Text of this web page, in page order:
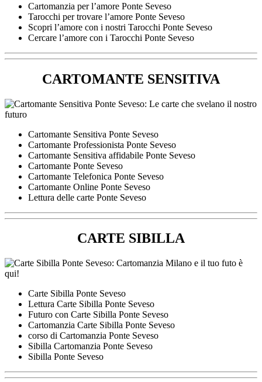
Cartomanzia per l’amore Ponte Seveso
Tarocchi per trovare l’amore Ponte Seveso
Scopri l’amore con i nostri Tarocchi Ponte Seveso
Cercare l’amore con i Tarocchi Ponte Seveso
CARTOMANTE SENSITIVA
Cartomante Sensitiva Ponte Seveso
Cartomante Professionista Ponte Seveso
Cartomante Sensitiva affidabile Ponte Seveso
Cartomante Ponte Seveso
Cartomante Telefonica Ponte Seveso
Cartomante Online Ponte Seveso
Lettura delle carte Ponte Seveso
CARTE SIBILLA
Carte Sibilla Ponte Seveso
Lettura Carte Sibilla Ponte Seveso
Futuro con Carte Sibilla Ponte Seveso
Cartomanzia Carte Sibilla Ponte Seveso
corso di Cartomanzia Ponte Seveso
Sibilla Cartomanzia Ponte Seveso
Sibilla Ponte Seveso